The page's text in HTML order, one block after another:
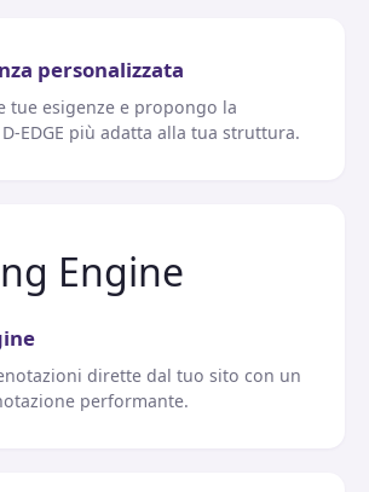
personalizzata
tue esigenze e propongo la
EDGE più adatta alla tua struttura.
dirette dal tuo sito con un
performante.